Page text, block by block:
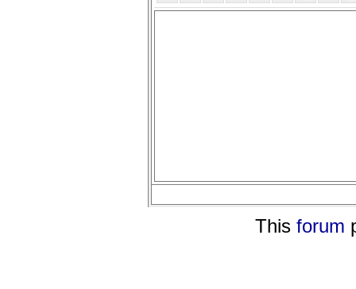
This forum